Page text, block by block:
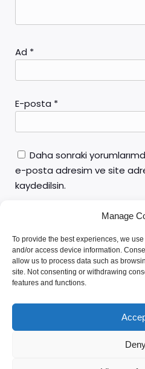
Manage
To provide the best experiences, we
and/or access device information.
allow us to process data such as
site. Not consenting or withdrawing
features and functions.
Ad *
E-posta *
Daha sonraki
e-posta adresim ve site
kaydedilsin.
© 2026 AVUKAT YUNUS